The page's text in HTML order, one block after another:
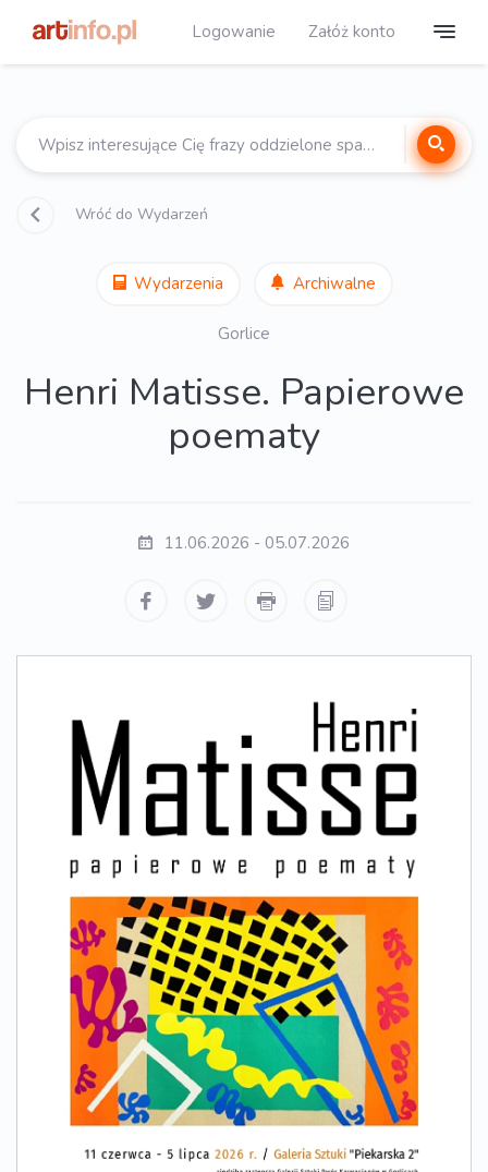
Logowanie Załóż konto
Wróć do Wydarzeń
Wydarzenia Archiwalne
Gorlice
Henri Matisse. Papierowe
poematy
11.06.2026 - 05.07.2026